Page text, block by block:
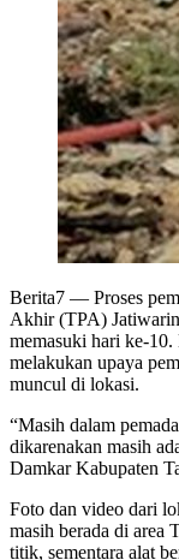
Berita7 — Proses
Akhir (TPA)
memasuki hari ke-
melakukan upaya
muncul di lokasi.
“Masih dalam
dikarenakan masih
Damkar Kabupaten
Foto dan video dari
masih berada di area
titik, sementara alat